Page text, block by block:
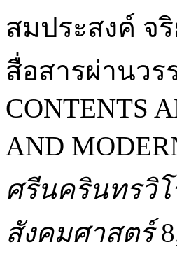
สมประสงค์ จ
สื่อสารผ่านว
CONTENTS
AND
ศรีนครินทรวิ
สังคมศาสตร์